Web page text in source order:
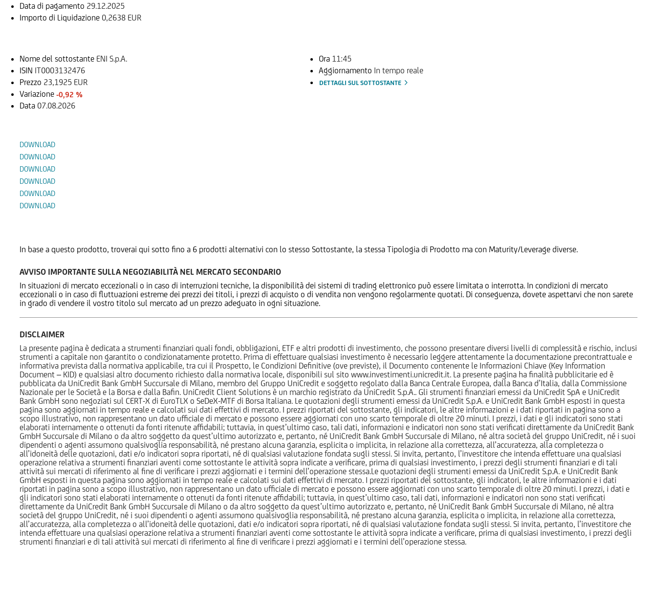
Data di pagamento 29.12.2025
Importo di Liquidazione 0,2638 EUR
Nome del sottostante ENI S.p.A.
ISIN IT0003132476
Prezzo 23,1925 EUR
Variazione -0,92 %
Data 07.08.2026
Ora 11:45
Aggiornamento In tempo reale
DETTAGLI SUL SOTTOSTANTE
DOWNLOAD
DOWNLOAD
DOWNLOAD
DOWNLOAD
DOWNLOAD
DOWNLOAD
In base a questo prodotto, troverai qui sotto fino a 6 prodotti alternativi con lo stesso Sottostante, la stessa Tipologia di Prodotto ma con Maturity/Leverage diverse.
AVVISO IMPORTANTE SULLA NEGOZIABILITÀ NEL MERCATO SECONDARIO
In situazioni di mercato eccezionali o in caso di interruzioni tecniche, la disponibilità dei sistemi di trading elettronico può essere limitata o interrotta. In condizioni di mercato
eccezionali o in caso di fluttuazioni estreme dei prezzi dei titoli, i prezzi di acquisto o di vendita non vengono regolarmente quotati. Di conseguenza, dovete aspettarvi che non sarete
in grado di vendere il vostro titolo sul mercato ad un prezzo adeguato in ogni situazione.
DISCLAIMER
La presente pagina è dedicata a strumenti finanziari quali fondi, obbligazioni, ETF e altri prodotti di investimento, che possono presentare diversi livelli di complessità e rischio, inclusi
strumenti a capitale non garantito o condizionatamente protetto. Prima di effettuare qualsiasi investimento è necessario leggere attentamente la documentazione precontrattuale e
informativa prevista dalla normativa applicabile, tra cui il Prospetto, le Condizioni Definitive (ove previste), il Documento contenente le Informazioni Chiave (Key Information
Document – KID) e qualsiasi altro documento richiesto dalla normativa locale, disponibili sul sito www.investimenti.unicredit.it. La presente pagina ha finalità pubblicitarie ed è
pubblicata da UniCredit Bank GmbH Succursale di Milano, membro del Gruppo UniCredit e soggetto regolato dalla Banca Centrale Europea, dalla Banca d’Italia, dalla Commissione
Nazionale per le Società e la Borsa e dalla Bafin. UniCredit Client Solutions è un marchio registrato da UniCredit S.p.A.. Gli strumenti finanziari emessi da UniCredit SpA e UniCredit
Bank GmbH sono negoziati sul CERT-X di EuroTLX o SeDeX-MTF di Borsa Italiana. Le quotazioni degli strumenti emessi da UniCredit S.p.A. e UniCredit Bank GmbH esposti in questa
pagina sono aggiornati in tempo reale e calcolati sui dati effettivi di mercato. I prezzi riportati del sottostante, gli indicatori, le altre informazioni e i dati riportati in pagina sono a
scopo illustrativo, non rappresentano un dato ufficiale di mercato e possono essere aggiornati con uno scarto temporale di oltre 20 minuti. I prezzi, i dati e gli indicatori sono stati
elaborati internamente o ottenuti da fonti ritenute affidabili; tuttavia, in quest’ultimo caso, tali dati, informazioni e indicatori non sono stati verificati direttamente da UniCredit Bank
GmbH Succursale di Milano o da altro soggetto da quest’ultimo autorizzato e, pertanto, né UniCredit Bank GmbH Succursale di Milano, né altra società del gruppo UniCredit, né i suoi
dipendenti o agenti assumono qualsivoglia responsabilità, né prestano alcuna garanzia, esplicita o implicita, in relazione alla correttezza, all’accuratezza, alla completezza o
all’idoneità delle quotazioni, dati e/o indicatori sopra riportati, né di qualsiasi valutazione fondata sugli stessi. Si invita, pertanto, l’investitore che intenda effettuare una qualsiasi
operazione relativa a strumenti finanziari aventi come sottostante le attività sopra indicate a verificare, prima di qualsiasi investimento, i prezzi degli strumenti finanziari e di tali
attività sui mercati di riferimento al fine di verificare i prezzi aggiornati e i termini dell’operazione stessa.Le quotazioni degli strumenti emessi da UniCredit S.p.A. e UniCredit Bank
GmbH esposti in questa pagina sono aggiornati in tempo reale e calcolati sui dati effettivi di mercato. I prezzi riportati del sottostante, gli indicatori, le altre informazioni e i dati
riportati in pagina sono a scopo illustrativo, non rappresentano un dato ufficiale di mercato e possono essere aggiornati con uno scarto temporale di oltre 20 minuti. I prezzi, i dati e
gli indicatori sono stati elaborati internamente o ottenuti da fonti ritenute affidabili; tuttavia, in quest’ultimo caso, tali dati, informazioni e indicatori non sono stati verificati
direttamente da UniCredit Bank GmbH Succursale di Milano o da altro soggetto da quest’ultimo autorizzato e, pertanto, né UniCredit Bank GmbH Succursale di Milano, né altra
società del gruppo UniCredit, né i suoi dipendenti o agenti assumono qualsivoglia responsabilità, né prestano alcuna garanzia, esplicita o implicita, in relazione alla correttezza,
all’accuratezza, alla completezza o all’idoneità delle quotazioni, dati e/o indicatori sopra riportati, né di qualsiasi valutazione fondata sugli stessi. Si invita, pertanto, l’investitore che
intenda effettuare una qualsiasi operazione relativa a strumenti finanziari aventi come sottostante le attività sopra indicate a verificare, prima di qualsiasi investimento, i prezzi degli
strumenti finanziari e di tali attività sui mercati di riferimento al fine di verificare i prezzi aggiornati e i termini dell’operazione stessa.